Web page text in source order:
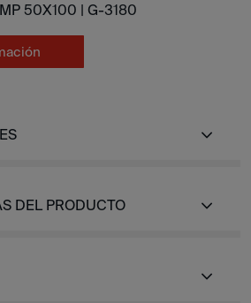
50X100 | G-3180
DEL PRODUCTO